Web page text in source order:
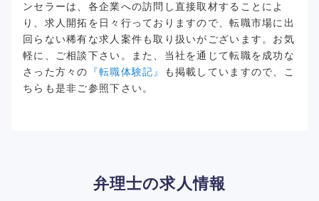
ンセラーは、各企業への訪問し直接取材することによ
り、求人開拓を日々行っておりますので、転職市場に出
回らない稀有な求人案件も取り扱いがございます。お気
軽に、ご相談下さい。また、当社を通じて転職を成功な
さった方々の
『転職体験記』
も掲載していますので、こ
ちらも是非ご参照下さい。
弁理士の求人情報